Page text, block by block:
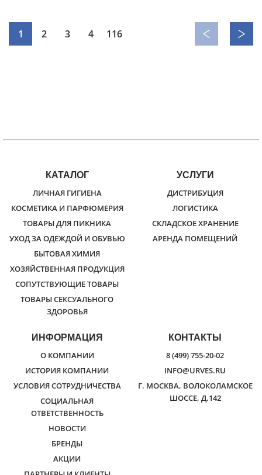
1 2 3 4 116
КАТАЛОГ
ЛИЧНАЯ ГИГИЕНА
КОСМЕТИКА И ПАРФЮМЕРИЯ
ТОВАРЫ ДЛЯ ПИКНИКА
УХОД ЗА ОДЕЖДОЙ И ОБУВЬЮ
БЫТОВАЯ ХИМИЯ
ХОЗЯЙСТВЕННАЯ ПРОДУКЦИЯ
СОПУТСТВУЮЩИЕ ТОВАРЫ
ТОВАРЫ СЕКСУАЛЬНОГО
ЗДОРОВЬЯ
УСЛУГИ
ДИСТРИБУЦИЯ
ЛОГИСТИКА
СКЛАДСКОЕ ХРАНЕНИЕ
АРЕНДА ПОМЕЩЕНИЙ
ИНФОРМАЦИЯ
О КОМПАНИИ
ИСТОРИЯ КОМПАНИИ
УСЛОВИЯ СОТРУДНИЧЕСТВА
СОЦИАЛЬНАЯ
ОТВЕТСТВЕННОСТЬ
НОВОСТИ
БРЕНДЫ
АКЦИИ
КОНТАКТЫ
8 (499) 755-20-02
INFO@URVES.RU
Г. МОСКВА, ВОЛОКОЛАМСКОЕ
ШОССЕ, Д.142